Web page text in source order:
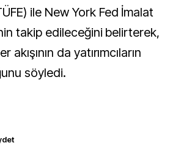
ile New York Fed İmalat
takip edileceğini belirterek,
da yatırımcıların
söyledi.